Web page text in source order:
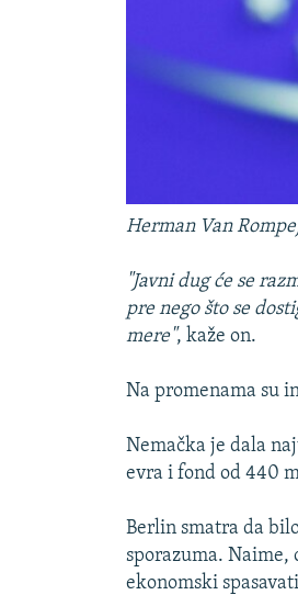
Herman Van
"Javni dug će se
pre nego što se
mere", kaže on.
Na promenama su
Nemačka je dala
evra i fond od 440
Berlin smatra da
sporazuma. Naime,
ekonomski